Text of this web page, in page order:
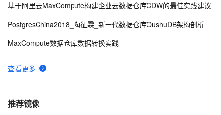
查看更多
基于阿里云MaxCompute构建企业云数据仓库CDW的最佳实践建议
PostgresChina2018_陶征霖_新一代数据仓库OushuDB架构剖析
MaxCompute数据仓库数据转换实践
推荐镜像